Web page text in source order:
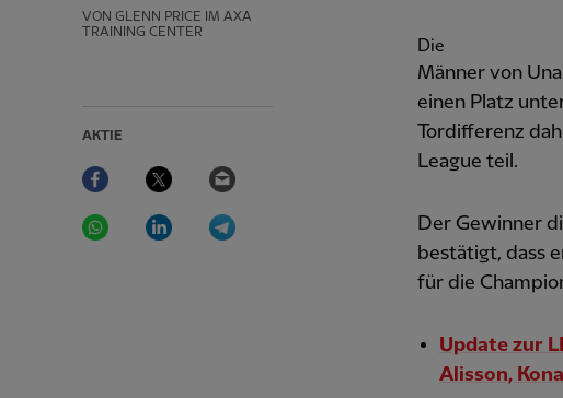
VON GLENN PRICE IM AXA
TRAINING CENTER
AKTIE
Facebook Twitter
WhatsAppLinkedIn
Die
Männer von
einen Platz
Tordifferenz
League teil.
Der Gewinner
bestätigt, dass
für die
Update zur
Alisson,